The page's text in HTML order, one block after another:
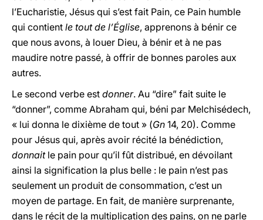
l’Eucharistie, Jésus qui s’est fait Pain, ce Pain humble
qui contient le tout de l’Église, apprenons à bénir ce
que nous avons, à louer Dieu, à bénir et à ne pas
maudire notre passé, à offrir de bonnes paroles aux
autres.
Le second verbe est donner. Au “dire” fait suite le
“donner”, comme Abraham qui, béni par Melchisédech,
« lui donna le dixième de tout » (Gn 14, 20). Comme
pour Jésus qui, après avoir récité la bénédiction,
donnait le pain pour qu’il fût distribué, en dévoilant
ainsi la signification la plus belle : le pain n’est pas
seulement un produit de consommation, c’est un
moyen de partage. En fait, de manière surprenante,
dans le récit de la multiplication des pains, on ne parle